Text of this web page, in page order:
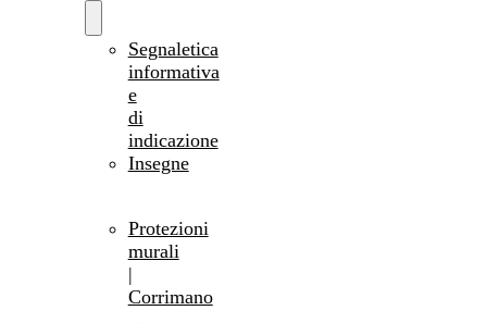
Segnaletica
informativa
e
di
indicazione
Insegne
Protezioni
murali
|
Corrimano